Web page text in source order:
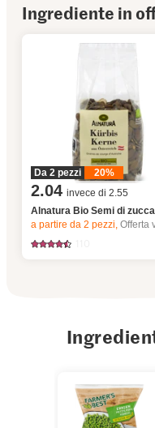
Ingrediente in
Da 2 pezzi 20%
2.04 invece di 2.55
Alnatura Bio Semi di zucca
a partire da 2pezzi,Offerta valida solo dal 6.8 al 12.8.2026,